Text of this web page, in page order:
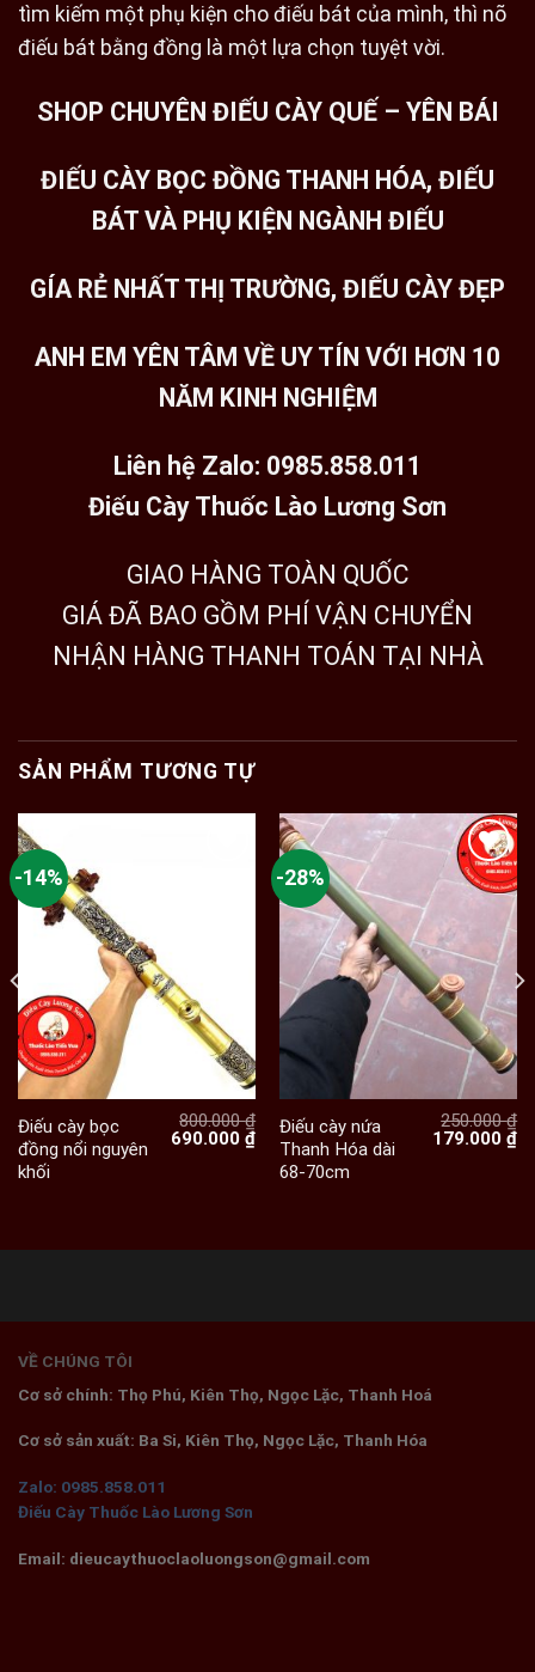
tìm kiếm một phụ kiện cho điếu bát của mình, thì nõ
điếu bát bằng đồng là một lựa chọn tuyệt vời.
SHOP CHUYÊN ĐIẾU CÀY QUẾ – YÊN BÁI
ĐIẾU CÀY BỌC ĐỒNG THANH HÓA, ĐIẾU
BÁT VÀ PHỤ KIỆN NGÀNH ĐIẾU
GÍA RẺ NHẤT THỊ TRƯỜNG, ĐIẾU CÀY ĐẸP
ANH EM YÊN TÂM VỀ UY TÍN VỚI HƠN 10
NĂM KINH NGHIỆM
Liên hệ Zalo: 0985.858.011
Điếu Cày Thuốc Lào Lương Sơn
GIAO HÀNG TOÀN QUỐC
GIÁ ĐÃ BAO GỒM PHÍ VẬN CHUYỂN
NHẬN HÀNG THANH TOÁN TẠI NHÀ
SẢN PHẨM TƯƠNG TỰ
-14%
Điếu cày bọc
đồng nổi nguyên
khối
800.000₫
Giá
690.000₫Giá
hiện
-28%
Điếu cày nứa
Thanh Hóa dài
68-70cm
250.000₫
Giá
179.000₫
VỀ CHÚNG TÔI
Cơ sở chính: Thọ Phú, Kiên Thọ, Ngọc Lặc, Thanh Hoá
Cơ sở sản xuất: Ba Si, Kiên Thọ, Ngọc Lặc, Thanh Hóa
Zalo: 0985.858.011
Điếu Cày Thuốc Lào Lương Sơn
Email: dieucaythuoclaoluongson@gmail.com